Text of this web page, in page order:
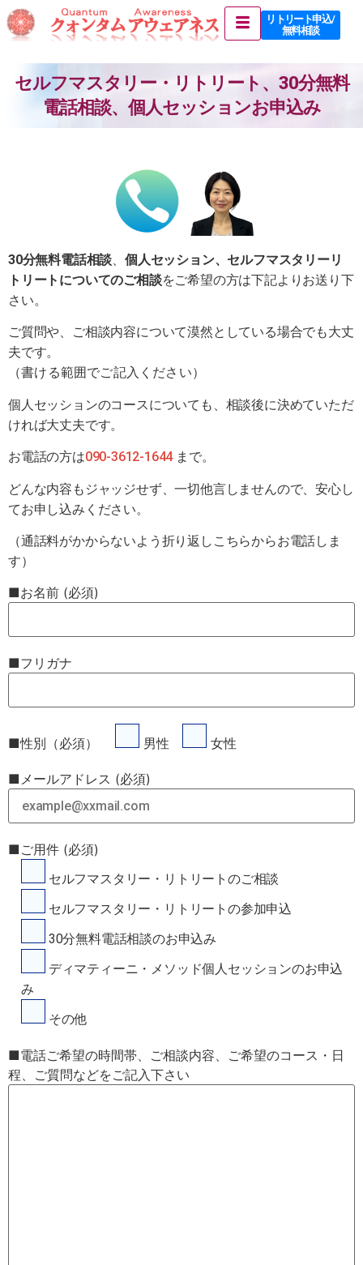
リトリート申込 /
無料相談
セルフマスタリー・リトリート、30分無料
電話相談、個人セッションお申込み
30分無料電話相談、個人セッション、セルフマスタリーリ
トリートについてのご相談をご希望の方は下記よりお送り下
さい。
ご質問や、ご相談内容について漠然としている場合でも大丈
夫です。
（書ける範囲でご記入ください）
個人セッションのコースについても、相談後に決めていただ
ければ大丈夫です。
お電話の方は090-3612-1644まで。
どんな内容もジャッジせず、一切他言しませんので、安心し
てお申し込みください。
（通話料がかからないよう折り返しこちらからお電話しま
す）
■お名前 (必須)
■フリガナ
■性別（必須） 男性 女性
■メールアドレス (必須)
■ご用件 (必須)
セルフマスタリー・リトリートのご相談
セルフマスタリー・リトリートの参加申込
30分無料電話相談のお申込み
ディマティーニ・メソッド個人セッションのお申込
み
その他
■電話ご希望の時間帯、ご相談内容、ご希望のコース・日
程、ご質問などをご記入下さい